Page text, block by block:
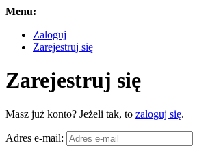
Menu:
Zaloguj
Zarejestruj się
Zarejestruj się
Masz już konto? Jeżeli tak, to zaloguj się.
Adres e-mail: